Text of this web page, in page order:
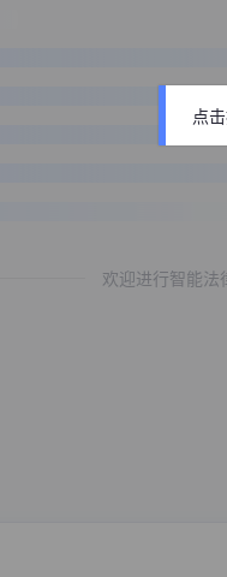
欢迎进行智能法
点